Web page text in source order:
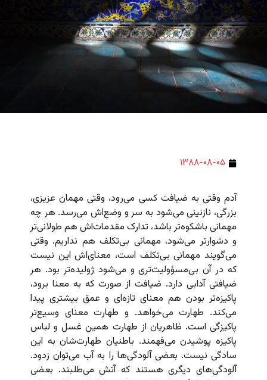
۱۳۸۸-۰۸-۰۵
آدم وقتی به ضیافت کسی می‌رود، وقتی مهمان عزیزی،
بزرگی، نازنینی می‌شود به سر و وضع‌اش می‌رسد. هر چه
مهمانی باشکوه‌تر باشد، تدارک مقدمات‌اش هم طولانی‌تر
و دشوارتر می‌شود. مهمانی بی‌تکلف هم نداریم. وقتی
می‌گویند مهمانی بی‌تکلف است، معنای‌اش این نیست
که در آن بی‌مسؤولیت‌تری و می‌شود ژولیده‌تر بود. هر
ضیافتی آدابی دارد. ضیافت از صورت که به معنا برود،
پاکیزه‌تر بودن هم معنای تازه‌ای و عمق بیشتری پیدا
می‌کند. طهارت می‌خواهد. و طهارت معنای وسیع‌تر
پاکیزگی است. ظاهریان از طهارت همین غسل و لباس
پاکیزه پوشیدن می‌فهمند. باطنیان طهارت‌شان به این
سادگی نیست. بعضی آلودگی‌ها را به آب می‌توان زدود.
آلودگی‌های دیگری هستند که آتش می‌طلبند. بعضی